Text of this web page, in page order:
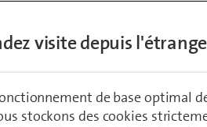
visite depuis
de base optimal
stockons des cookies